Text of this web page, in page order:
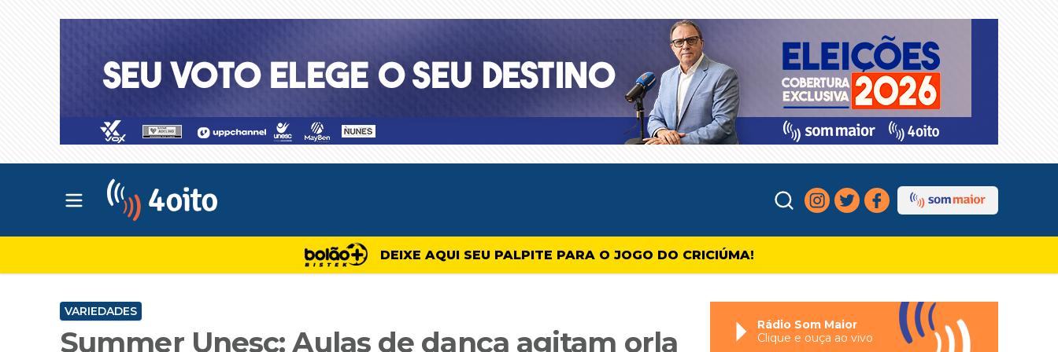
Abrir menu principal
DEIXE AQUI SEU PALPITE PARA O JOGO DO CRICIÚMA!
VARIEDADES
Summer Unesc: Aulas de dança agitam orla
Rádio Som Maior
Clique e ouça ao vivo